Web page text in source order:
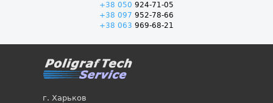
+38 050 924-71-05
+38 097 952-78-66
+38 063 969-68-21
г. Харьков